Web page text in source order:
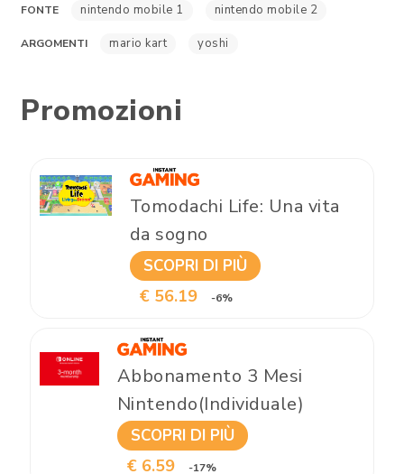
FONTE nintendo mobile 1 nintendo mobile 2
ARGOMENTI mario kart yoshi
Promozioni
Tomodachi Life: Una vita
da sogno
SCOPRI DI PIÙ
€ 56.19 -6%
Abbonamento 3 Mesi
Nintendo(Individuale)
SCOPRI DI PIÙ
€ 6.59 -17%